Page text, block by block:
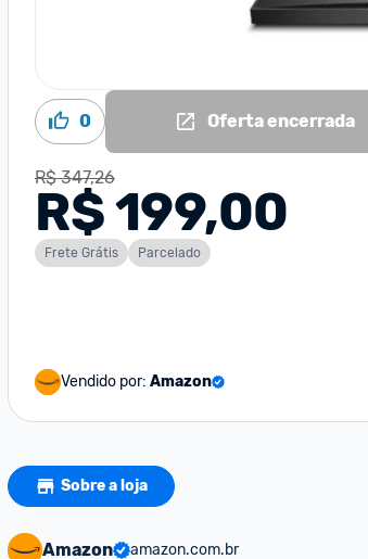
0 Oferta encerrada
R$ 347,26
R$ 199,00
Frete Grátis Parcelado
Vendido por: Amazon
Sobre a loja
Amazon amazon.com.br